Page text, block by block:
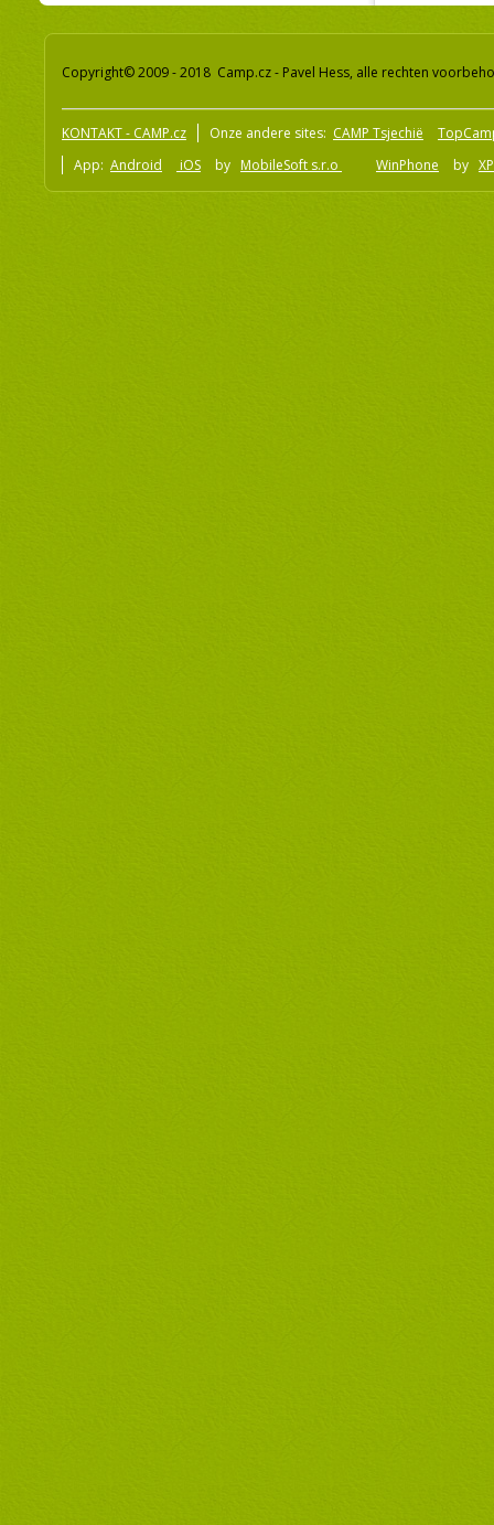
Copyright© 2009 - 2018 Camp.cz - Pavel Hess, alle rechten
KONTAKT - CAMP.cz Onze andere sites: CAMP Tsjechië
App: Android iOS by MobileSoft s.r.o WinPhone by